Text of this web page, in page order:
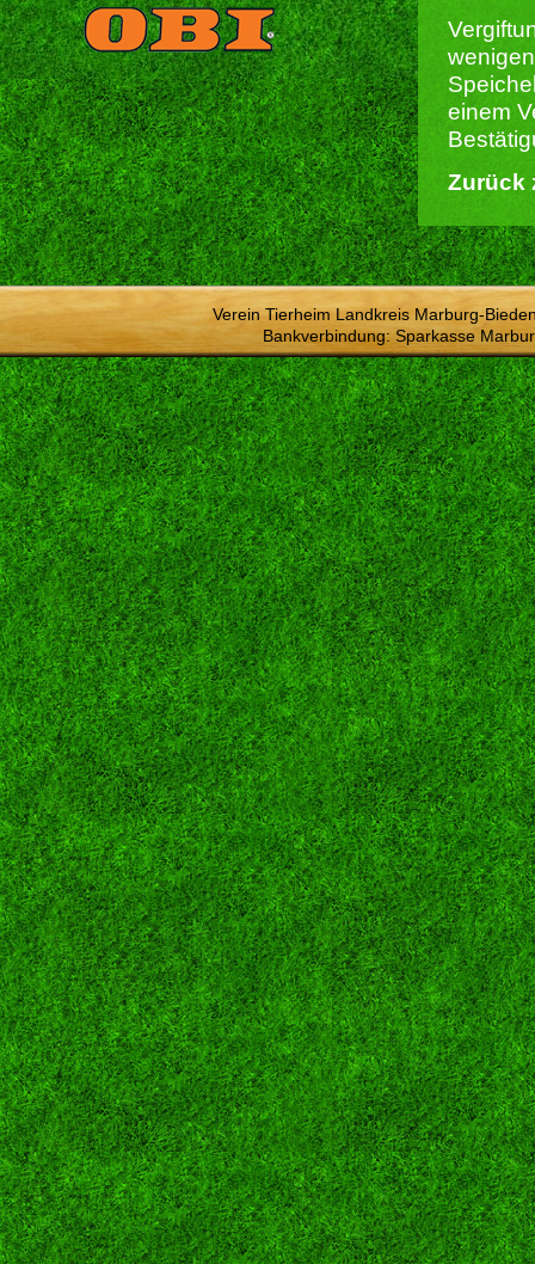
einem
Zurück
Verein Tierheim Landkreis Marburg-
Bankverbindung: Sparkasse